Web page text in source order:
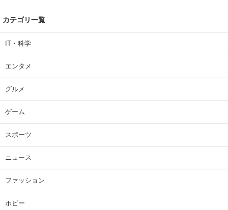
カテゴリ一覧
IT・科学
エンタメ
グルメ
ゲーム
スポーツ
ニュース
ファッション
ホビー